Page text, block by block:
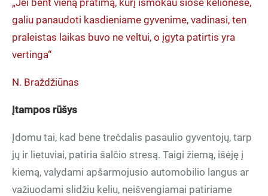
„Jei bent vieną pratimą, kurį išmokau šiose kelionėse,
galiu panaudoti kasdieniame gyvenime, vadinasi, ten
praleistas laikas buvo ne veltui, o įgyta patirtis yra
vertinga“
N. Braždžiūnas
Įtampos rūšys
Įdomu tai, kad bene trečdalis pasaulio gyventojų, tarp
jų ir lietuviai, patiria šalčio stresą. Taigi žiemą, išėję į
kiemą, valydami apšarmojusio automobilio langus ar
važiuodami slidžiu keliu, neišvengiamai patiriame